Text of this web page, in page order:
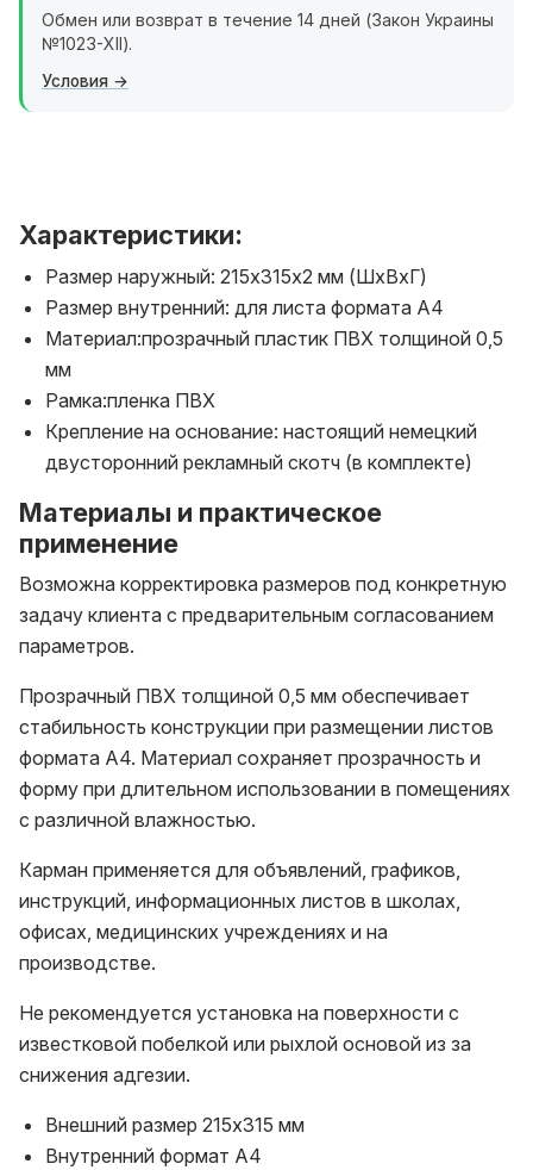
Обмен или возврат в течение 14 дней (Закон Украины
№1023-XII).
Условия
Характеристики:
Размер наружный: 215х315х2 мм (ШхВхГ)
Размер внутренний: для листа формата А4
Материал:прозрачный пластик ПВХ толщиной 0,5
мм
Рамка:пленка ПВХ
Крепление на основание: настоящий немецкий
двусторонний рекламный скотч (в комплекте)
Материалы и практическое
применение
Возможна корректировка размеров под конкретную
задачу клиента с предварительным согласованием
параметров.
Прозрачный ПВХ толщиной 0,5 мм обеспечивает
стабильность конструкции при размещении листов
формата A4. Материал сохраняет прозрачность и
форму при длительном использовании в помещениях
с различной влажностью.
Карман применяется для объявлений, графиков,
инструкций, информационных листов в школах,
офисах, медицинских учреждениях и на
производстве.
Не рекомендуется установка на поверхности с
известковой побелкой или рыхлой основой из за
снижения адгезии.
Внешний размер 215х315 мм
Внутренний формат A4